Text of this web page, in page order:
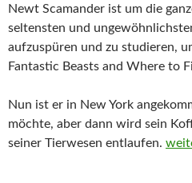
Newt Scamander ist um die
seltensten und
aufzuspüren und zu studieren,
Fantastic Beasts and Where to
Nun ist er in New York
möchte, aber dann wird sein
seiner Tierwesen entlaufen.